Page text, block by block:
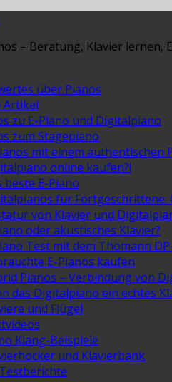
– Beratung, Klavier lernen,
über Pianos
Artikel
zu E-Piano und Digitalpiano
zum Stagepiano
mit einem authentischen
online kaufen?!
beste E-Piano
für Fortgeschrittene:
von Klavier und
oder akustisches Klavier?
Test mit dem Thomann
E-Pianos kaufen
Pianos – Verbindung von
das Digitalpiano ein echtes
und Flügel
Klang-Beispiele
und Klavierbank